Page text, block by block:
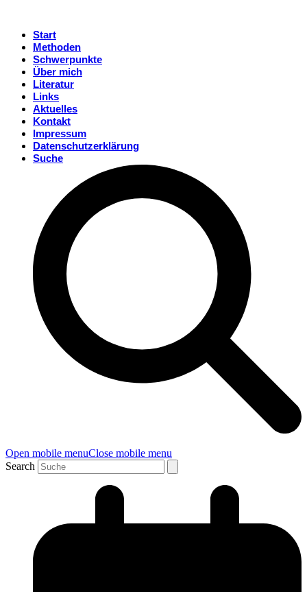
Start
Methoden
Schwerpunkte
Über mich
Literatur
Links
Aktuelles
Kontakt
Impressum
Datenschutzerklärung
Suche
Open mobile menuClose mobile menu
Search